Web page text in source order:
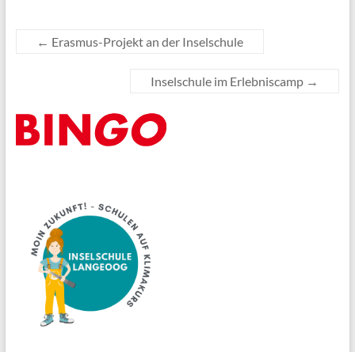
← Erasmus-Projekt an der Inselschule
Inselschule im Erlebniscamp →